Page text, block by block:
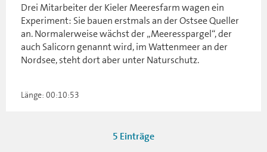
Drei Mitarbeiter der Kieler Meeresfarm wagen ein
Experiment: Sie bauen erstmals an der Ostsee Queller
an. Normalerweise wächst der „Meeresspargel“, der
auch Salicorn genannt wird, im Wattenmeer an der
Nordsee, steht dort aber unter Naturschutz.
Länge: 00:10:53
5 Einträge